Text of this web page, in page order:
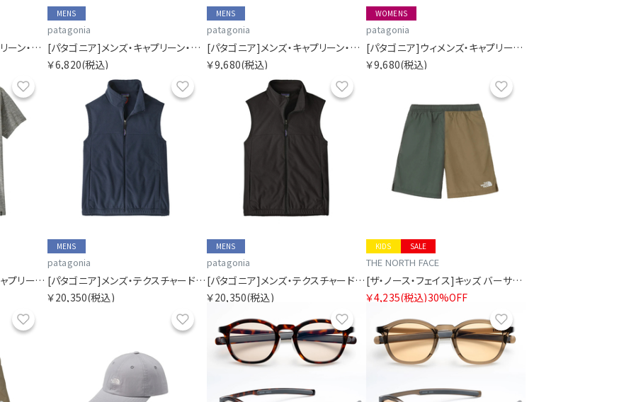
[パタゴニア]メンズ・キャプリーン・クール・デイリー・シャツ
MENS
patagonia
[パタゴニア]メンズ・キャプリーン・クール・デイリー・シャツ
￥6,820(税込)
MENS
patagonia
[パタゴニア]メンズ・キャプリーン・クール・デイリー・フーディ
￥9,680(税込)
WOMENS
patagonia
[パタゴニア]ウィメンズ・キャプリーン・クール・デイリー・フーディ
￥9,680(税込)
[パタゴニア]ウィメンズ・キャプリーン・クール・デイリー・シャツ(フィッツロイ・ニンバス)
MENS
patagonia
[パタゴニア]メンズ・テクスチャード・フリース・ベスト
￥20,350(税込)
MENS
patagonia
[パタゴニア]メンズ・テクスチャード・フリース・ベスト
￥20,350(税込)
SALE
KIDS
THE NORTH FACE
[ザ・ノース・フェイス]キッズ バーサタイルショート
￥4,235(税込)30%OFF
お気に入り お気に入り